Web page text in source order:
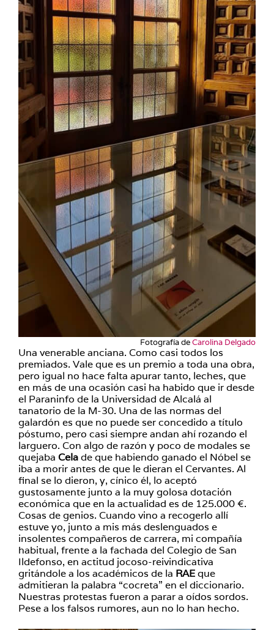
Fotografía deCarolina Delgado
Una venerable anciana. Como casi todos los
premiados. Vale que es un premio a toda una obra,
pero igual no hace falta apurar tanto, leches, que
en más de una ocasión casi ha habido que ir desde
el Paraninfo de la Universidad de Alcalá al
tanatorio de la M-30. Una de las normas del
galardón es que no puede ser concedido a título
póstumo, pero casi siempre andan ahí rozando el
larguero. Con algo de razón y poco de modales se
quejaba Celade que habiendo ganado el Nóbel se
iba a morir antes de que le dieran el Cervantes. Al
final se lo dieron, y, cínico él, lo aceptó
gustosamente junto a la muy golosa dotación
económica que en la actualidad es de 125.000 €.
Cosas de genios. Cuando vino a recogerlo allí
estuve yo, junto a mis más deslenguados e
insolentes compañeros de carrera, mi compañía
habitual, frente a la fachada del Colegio de San
Ildefonso, en actitud jocoso-reivindicativa
gritándole a los académicos de la RAEque
admitieran la palabra “cocreta” en el diccionario.
Nuestras protestas fueron a parar a oídos sordos.
Pese a los falsos rumores, aun no lo han hecho.